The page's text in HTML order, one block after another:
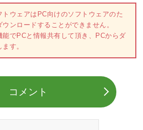
ウェアはPC向けのソフトウェアのた
ンロードすることができません。
でPCと情報共有して頂き、PCからダ
す。
コメント